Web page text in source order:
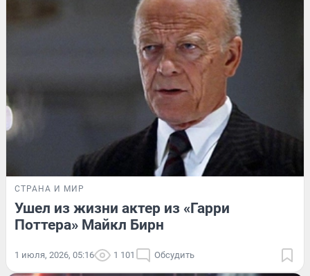
СТРАНА И МИР
Ушел из жизни актер из «Гарри
Поттера» Майкл Бирн
1 июля, 2026, 05:16 1 101 Обсудить